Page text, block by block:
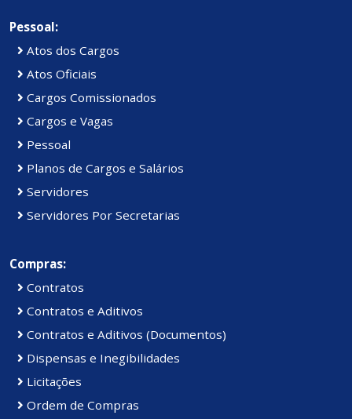
Pessoal:
Atos dos Cargos
Atos Oficiais
Cargos Comissionados
Cargos e Vagas
Pessoal
Planos de Cargos e Salários
Servidores
Servidores Por Secretarias
Compras:
Contratos
Contratos e Aditivos
Contratos e Aditivos (Documentos)
Dispensas e Inegibilidades
Licitações
Ordem de Compras